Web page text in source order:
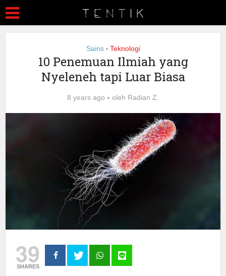
Sains • Teknologi
10 Penemuan Ilmiah yang
Nyeleneh tapi Luar Biasa
8 years ago oleh Radian Z.
39
SHARES